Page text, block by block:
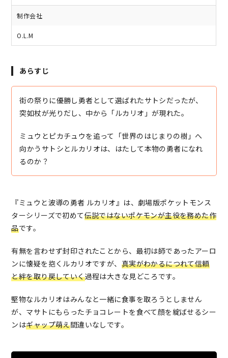
制作会社
O.L.M
あらすじ
街の祭りに優勝し勇者として選ばれたサトシだったが、
突如杖が光りだし、中から「ルカリオ」が現れた。
ミュウとピカチュウを追って「世界のはじまりの樹」へ
向かうサトシとルカリオは、はたして本物の勇者になれ
るのか？
『ミュウと波導の勇者 ルカリオ』は、劇場版ポケットモンス
ターシリーズで初めて伝説ではないポケモンが主役を務めた作
品です。
有無を言わせず封印されたことから、最初は師であったアーロ
ンに懐疑を抱くルカリオですが、 真実がわかるにつれて信頼
と絆を取り戻していく過程は大きな見どころです。
堅物なルカリオはみんなと一緒に食事を取ろうとしません
が、マサトにもらったチョコレートを食べて顔を綻ばせるシー
ンはギャップ萌え間違いなしです。